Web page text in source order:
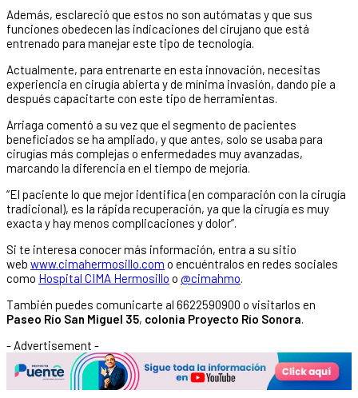
Además, esclareció que estos no son autómatas y que sus
funciones obedecen las indicaciones del cirujano que está
entrenado para manejar este tipo de tecnología.
Actualmente, para entrenarte en esta innovación, necesitas
experiencia en cirugía abierta y de mínima invasión, dando pie a
después capacitarte con este tipo de herramientas.
Arriaga comentó a su vez que el segmento de pacientes
beneficiados se ha ampliado, y que antes, solo se usaba para
cirugías más complejas o enfermedades muy avanzadas,
marcando la diferencia en el tiempo de mejoría.
“El paciente lo que mejor identifica (en comparación con la cirugía
tradicional), es la rápida recuperación, ya que la cirugía es muy
exacta y hay menos complicaciones y dolor”.
Si te interesa conocer más información, entra a su sitio
web www.cimahermosillo.com o encuéntralos en redes sociales
como Hospital CIMA Hermosillo o @cimahmo.
También puedes comunicarte al 6622590900 o visitarlos en
Paseo Río San Miguel 35, colonia Proyecto Río Sonora.
- Advertisement -